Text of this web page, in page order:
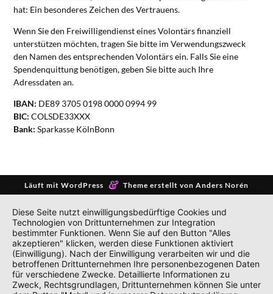
hat: Ein besonderes Zeichen des Vertrauens.
Wenn Sie den Freiwilligendienst eines Volontärs finanziell
unterstützen möchten, tragen Sie bitte im Verwendungszweck
den Namen des entsprechenden Volontärs ein. Falls Sie eine
Spendenquittung benötigen, geben Sie bitte auch Ihre
Adressdaten an.
IBAN: DE89 3705 0198 0000 0994 99
BIC: COLSDE33XXX
Bank: Sparkasse KölnBonn
Läuft mit WordPress & Theme erstellt von Anders Norén
Diese Seite nutzt einwilligungsbedürftige Cookies und
Technologien von Drittunternehmen zur Integration
bestimmter Funktionen. Wenn Sie auf den Button "Alles
akzeptieren" klicken, werden diese Funktionen aktiviert
(Einwilligung). Nach der Einwilligung verarbeiten wir und die
betroffenen Drittunternehmen Ihre personenbezogenen Daten
für verschiedene Zwecke. Detaillierte Informationen zu
Zweck, Rechtsgrundlagen, Drittunternehmen können Sie unter